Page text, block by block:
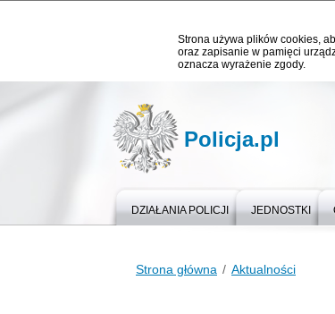
Strona używa plików cookies,
oraz zapisanie w pamięci
oznacza wyrażenie zgody.
Policja.pl
DZIAŁANIA POLICJI JEDNOSTKI
Strona główna Aktualności